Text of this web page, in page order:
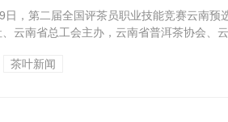
日，第二届全国评茶员职业技能竞赛云南
云南省总工会主办，云南省普洱茶协会、
茶叶新闻